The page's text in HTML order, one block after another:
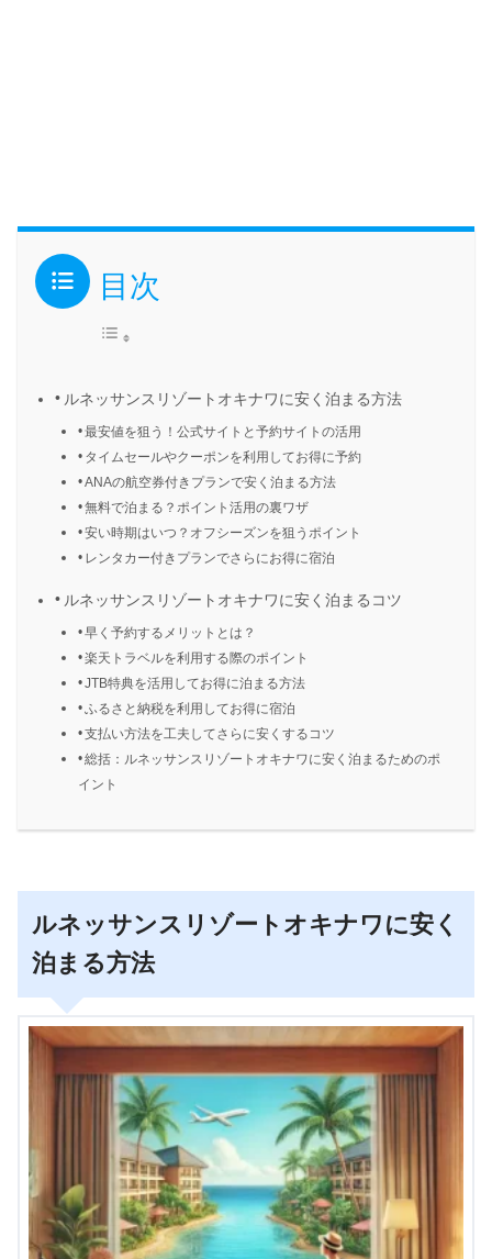
目次
ルネッサンスリゾートオキナワに安く泊まる方法
最安値を狙う！公式サイトと予約サイトの活用
タイムセールやクーポンを利用してお得に予約
ANAの航空券付きプランで安く泊まる方法
無料で泊まる？ポイント活用の裏ワザ
安い時期はいつ？オフシーズンを狙うポイント
レンタカー付きプランでさらにお得に宿泊
ルネッサンスリゾートオキナワに安く泊まるコツ
早く予約するメリットとは？
楽天トラベルを利用する際のポイント
JTB特典を活用してお得に泊まる方法
ふるさと納税を利用してお得に宿泊
支払い方法を工夫してさらに安くするコツ
総括：ルネッサンスリゾートオキナワに安く泊まるためのポ
イント
ルネッサンスリゾートオキナワに安く
泊まる方法